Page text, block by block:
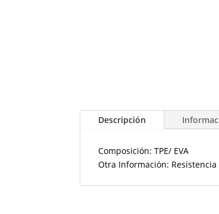
Descripción
Composición: TPE/ EVA
Otra Información: Resistencia